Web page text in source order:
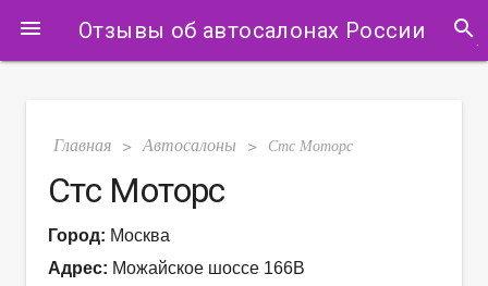
menu Отзывы об автосалонах России search
Главная > Автосалоны > Стс Моторс
Стс Моторс
Город: Москва
Адрес: Можайское шоссе 166В